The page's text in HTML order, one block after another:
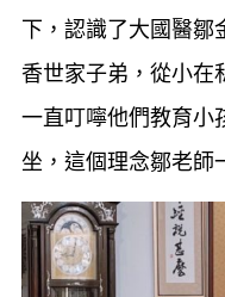
下，認識了大國醫鄒
香世家子弟，從小在
一直叮嚀他們教育小
坐，這個理念鄒老師